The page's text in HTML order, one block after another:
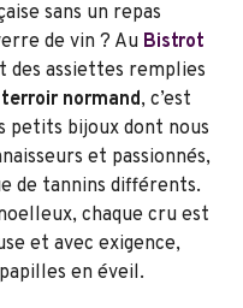
sans un repas
de vin ? Au Bistrot
des assiettes remplies
terroir normand, c’est
petits bijoux dont nous
et passionnés,
de tannins différents.
chaque cru est
et avec exigence,
en éveil.